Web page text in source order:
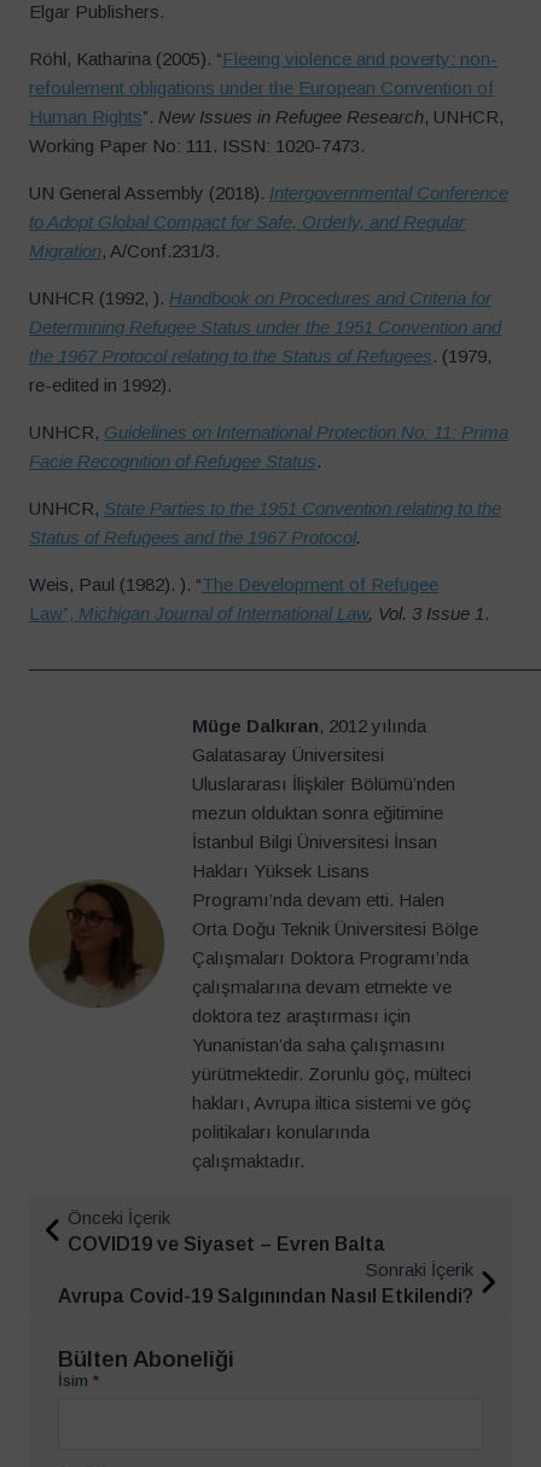
Elgar Publishers.
Röhl, Katharina (2005). “Fleeing violence and poverty: non-
refoulement obligations under the European Convention of
Human Rights”. New Issues in Refugee Research, UNHCR,
Working Paper No: 111. ISSN: 1020-7473.
UN General Assembly (2018). Intergovernmental Conference
to Adopt Global Compact for Safe, Orderly, and Regular
Migration, A/Conf.231/3.
UNHCR (1992, ). Handbook on Procedures and Criteria for
Determining Refugee Status under the 1951 Convention and
the 1967 Protocol relating to the Status of Refugees. (1979,
re-edited in 1992).
UNHCR, Guidelines on International Protection No: 11: Prima
Facie Recognition of Refugee Status.
UNHCR, State Parties to the 1951 Convention relating to the
Status of Refugees and the 1967 Protocol.
Weis, Paul (1982). ). “The Development of Refugee
Law”, Michigan Journal of International Law, Vol. 3 Issue 1 .
Müge Dalkıran, 2012 yılında
Galatasaray Üniversitesi
Uluslararası İlişkiler Bölümü’nden
mezun olduktan sonra eğitimine
İstanbul Bilgi Üniversitesi İnsan
Hakları Yüksek Lisans
Programı’nda devam etti. Halen
Orta Doğu Teknik Üniversitesi Bölge
Çalışmaları Doktora Programı’nda
çalışmalarına devam etmekte ve
doktora tez araştırması için
Yunanistan’da saha çalışmasını
yürütmektedir. Zorunlu göç, mülteci
hakları, Avrupa iltica sistemi ve göç
politikaları konularında
çalışmaktadır.
Önceki İçerik
COVID19 ve Siyaset – Evren Balta
Sonraki İçerik
Avrupa Covid-19 Salgınından Nasıl Etkilendi?
Bülten Aboneliği
İsim *